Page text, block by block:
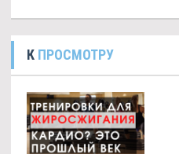
К ПРОСМОТРУ